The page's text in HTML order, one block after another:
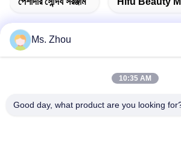
ঠিকানা
Ms. Zhou
10:35 AM
Good day, what product are you looking